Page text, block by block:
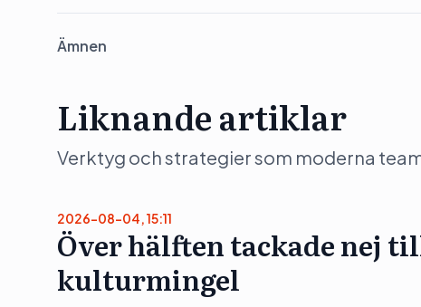
Ämnen
Liknande artiklar
Verktyg och strategier som moderna
2026-08-04, 15:11
Över hälften tackade nej
kulturmingel